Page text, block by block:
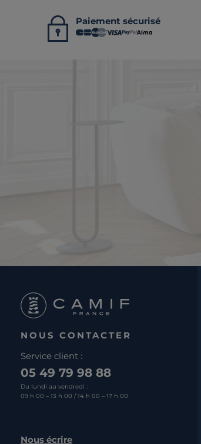
Paiement sécurisé
NOUS CONTACTER
Service client :
05 49 79 98 88
Du lundi au vendredi :
09 h 00 – 13 h 00 / 14 h 00 – 17 h 00
Nous écrire